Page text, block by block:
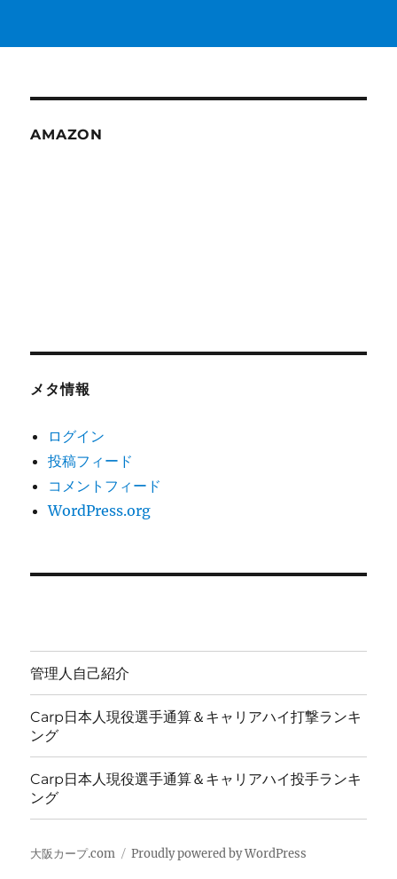
AMAZON
メタ情報
ログイン
投稿フィード
コメントフィード
WordPress.org
管理人自己紹介
Carp日本人現役選手通算＆キャリアハイ打撃ランキ
ング
Carp日本人現役選手通算＆キャリアハイ投手ランキ
ング
大阪カープ.com Proudly powered by WordPress